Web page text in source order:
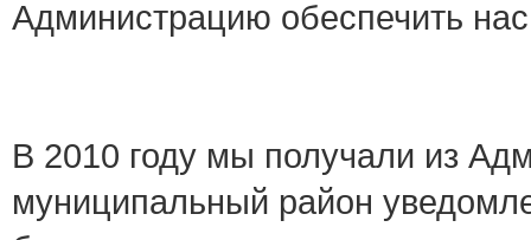
Администрацию обеспечить
В 2010 году мы получали из
муниципальный район